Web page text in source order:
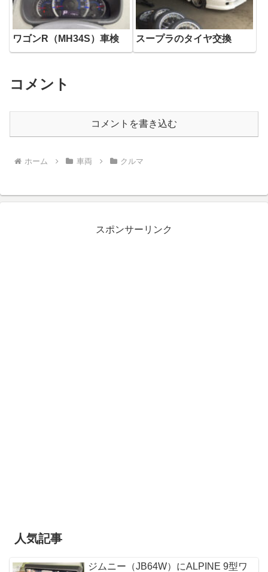
ワゴンR（MH34S）車検 スープラのタイヤ交換
コメント
コメントを書き込む
ホーム 車両 クルマ
スポンサーリンク
人気記事
ジムニー（JB64W）にALPINE 9型ワ